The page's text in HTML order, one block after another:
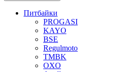
Питбайки
PROGASI
KAYO
BSE
Regulmoto
TMBK
OXO